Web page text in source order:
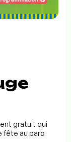
gratuit qui
fête au parc